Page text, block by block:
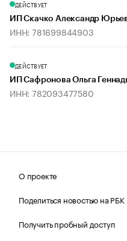
ДЕЙСТВУЕТ
ИП Скачко Александр
ИНН: 781699844903
ДЕЙСТВУЕТ
ИП Сафронова Ольга
ИНН: 782093477580
О проекте
Поделиться новостью на РБК
Получить пробный доступ